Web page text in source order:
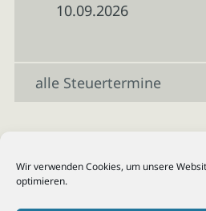
Wir verwenden Cookies, um unsere
optimieren.
10.09.2026
alle Steuertermine